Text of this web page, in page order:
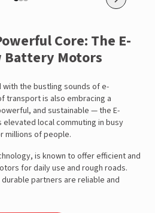
Core: The E-
Battery Motors
with the bustling sounds of e-
transport is also embracing a
and sustainable — the E-
local commuting in busy
millions of people.
is known to offer efficient and
for daily use and rough roads.
partners are reliable and